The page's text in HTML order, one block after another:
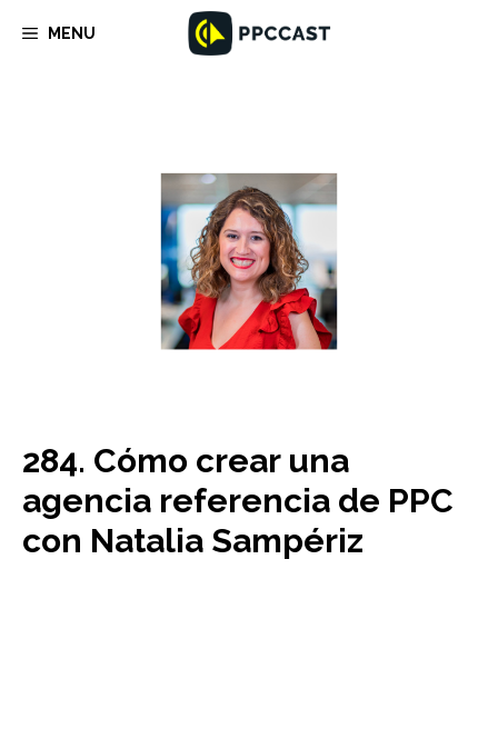
MENU
284. Cómo crear una
agencia referencia de PPC
con Natalia Sampériz